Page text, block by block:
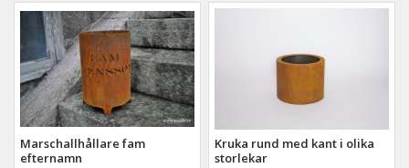
Marschallhållare fam
efternamn
Kruka rund med kant i olika
storlekar